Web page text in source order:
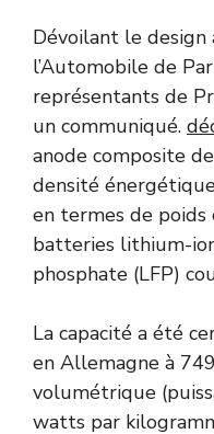
Dévoilant le design
l’Automobile de
représentants de
un communiqué.
anode composite
densité
en termes de
batteries lithium-
phosphate (LFP)
La capacité a été
en Allemagne à
volumétrique
watts par